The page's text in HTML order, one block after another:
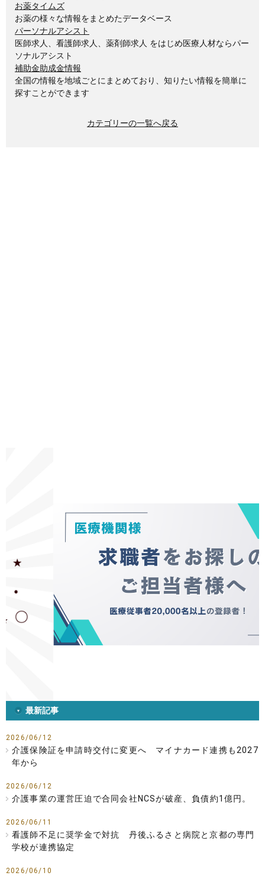
お薬タイムズ
お薬の様々な情報をまとめたデータベース
パーソナルアシスト
医師求人、看護師求人、薬剤師求人 をはじめ医療人材ならパー
ソナルアシスト
補助金助成金情報
全国の情報を地域ごとにまとめており、知りたい情報を簡単に
探すことができます
カテゴリーの一覧へ戻る
最新記事
2026/06/12
介護保険証を申請時交付に変更へ マイナカード連携も2027
年から
2026/06/12
介護事業の運営圧迫で合同会社NCSが破産、負債約1億円。
2026/06/11
看護師不足に奨学金で対抗 丹後ふるさと病院と京都の専門
学校が連携協定
2026/06/10